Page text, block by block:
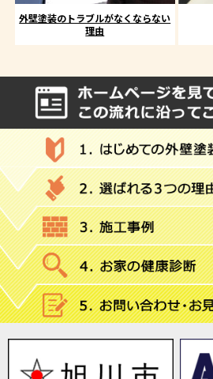
外壁塗装のトラブルがなくならない
理由